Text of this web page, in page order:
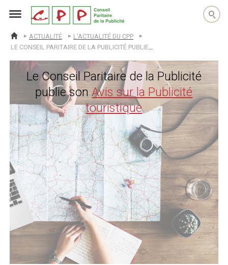
cpp
ACCUEIL
ACTUALITÉ
L'ACTUALITÉ DU CPP
LE CONSEIL PARITAIRE DE LA PUBLICITÉ PUBLIE SON AVIS SUR LA PUBLICITÉ TOURISTIQUE
Le Conseil Paritaire de la Publicité
publie sonAvis sur la Publicité
touristique